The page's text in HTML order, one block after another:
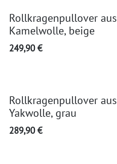
Rollkragenpullover aus
Kamelwolle, beige
249,90€
Rollkragenpullover aus
Yakwolle, grau
289,90€